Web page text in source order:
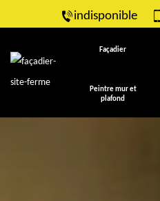
indisponible
Façadier
Peintre mur et
plafond